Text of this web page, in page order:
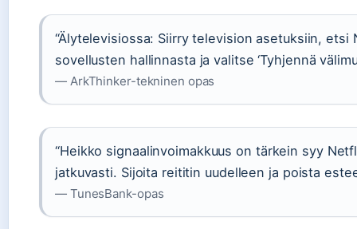
“Älytelevisiossa: Siirry television asetuksiin, etsi
sovellusten hallinnasta ja valitse ‘Tyhjennä
— ArkThinker-tekninen opas
“Heikko signaalinvoimakkuus on tärkein syy
jatkuvasti. Sijoita reititin uudelleen ja poista
— TunesBank-opas